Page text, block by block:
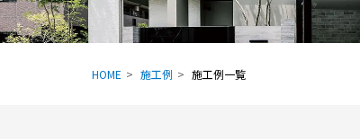
HOME 施工例 施工例一覧